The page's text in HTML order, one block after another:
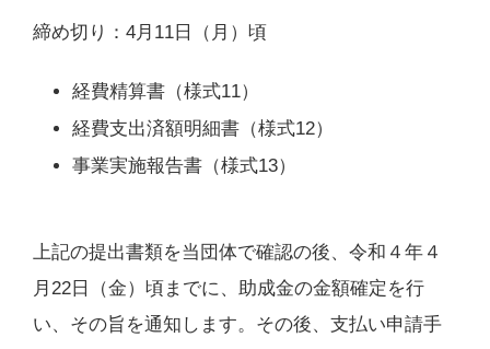
締め切り：4月11日（月）頃
経費精算書（様式11）
経費支出済額明細書（様式12）
事業実施報告書（様式13）
上記の提出書類を当団体で確認の後、令和４年４
月22日（金）頃までに、助成金の金額確定を行
い、その旨を通知します。その後、支払い申請手